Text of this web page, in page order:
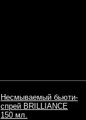
Несмываемый бьюти-
спрей BRILLIANCE
150 мл.